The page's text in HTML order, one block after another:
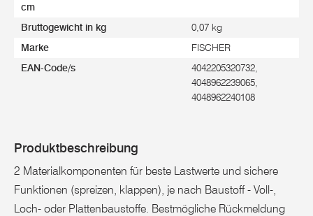
cm
Bruttogewicht in kg 0,07 kg
Marke FISCHER
EAN-Code/s
4042205320732,
4048962239065,
4048962240108
Produktbeschreibung
2 Materialkomponenten für beste Lastwerte und sichere
Funktionen (spreizen, klappen), je nach Baustoff - Voll-,
Loch- oder Plattenbaustoffe. Bestmögliche Rückmeldung